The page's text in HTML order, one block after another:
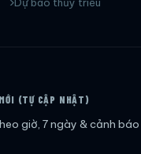
(TỰ CẬP NHẬT)
giờ, 7 ngày & cảnh